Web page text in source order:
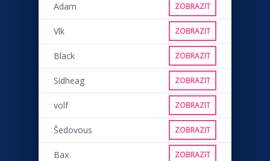
Adam ZOBRAZIT
Vlk ZOBRAZIT
Black ZOBRAZIT
Sidheag ZOBRAZIT
volf ZOBRAZIT
Šedovous ZOBRAZIT
Bax ZOBRAZIT